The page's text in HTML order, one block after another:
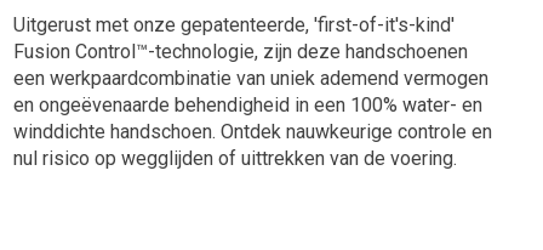
Uitgerust met onze gepatenteerde, 'first-of-it's-kind'
Fusion Control™-technologie, zijn deze handschoenen
een werkpaardcombinatie van uniek ademend vermogen
en ongeëvenaarde behendigheid in een 100% water- en
winddichte handschoen. Ontdek nauwkeurige controle en
nul risico op wegglijden of uittrekken van de voering.